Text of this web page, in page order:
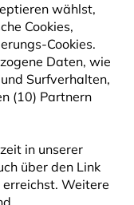
wählst,
Cookies,
Cookies.
Daten, wie
Surfverhalten,
(10) Partnern
in unserer
über den Link
erreichst. Weitere